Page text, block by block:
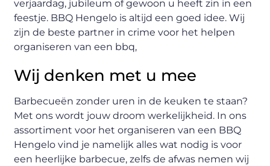
verjaardag, jubileum of gewoon u heeft zin in een
feestje. BBQ Hengelo is altijd een goed idee. Wij
zijn de beste partner in crime voor het helpen
organiseren van een bbq,
Wij denken met u mee
Barbecueën zonder uren in de keuken te staan?
Met ons wordt jouw droom werkelijkheid. In ons
assortiment voor het organiseren van een BBQ
Hengelo vind je namelijk alles wat nodig is voor
een heerlijke barbecue, zelfs de afwas nemen wij